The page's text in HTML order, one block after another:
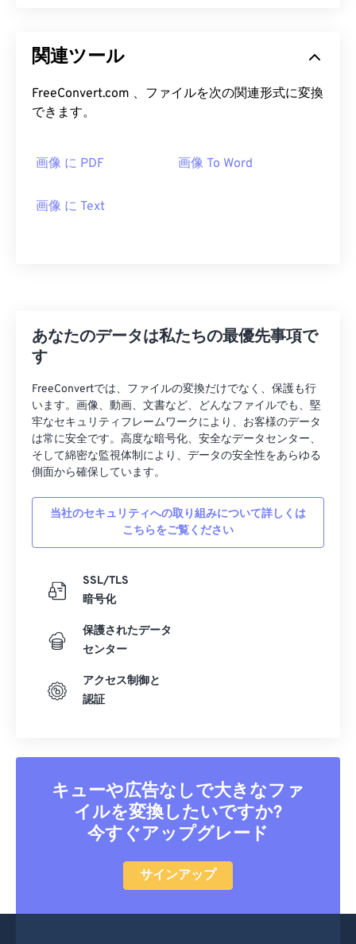
関連ツール
FreeConvert.com 、ファイルを次の関連形式に変換
できます。
画像 に PDF 画像 To Word
画像 に Text
あなたのデータは私たちの最優先事項で
す
FreeConvertでは、ファイルの変換だけでなく、保護も行
います。画像、動画、文書など、どんなファイルでも、堅
牢なセキュリティフレームワークにより、お客様のデータ
は常に安全です。高度な暗号化、安全なデータセンター、
そして綿密な監視体制により、データの安全性をあらゆる
側面から確保しています。
当社のセキュリティへの取り組みについて詳しくは
こちらをご覧ください
SSL/TLS
暗号化
保護されたデータ
センター
アクセス制御と
認証
キューや広告なしで大きなファ
イルを変換したいですか?
今すぐアップグレード
サインアップ